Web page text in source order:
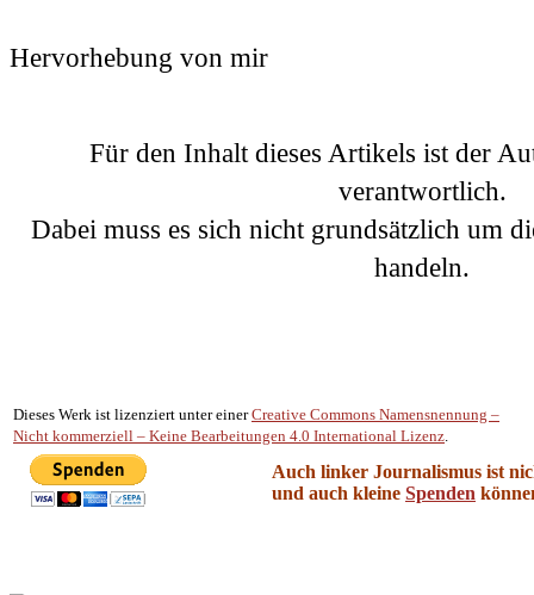
Hervorhebung von mir
Für den Inhalt dieses Artikels ist der
verantwortlich.
Dabei muss es sich nicht grundsätzlich um
handeln.
Dieses Werk ist lizenziert unter einerCreative Commons Namensnennung –
Nicht kommerziell – Keine Bearbeitungen 4.0 International Lizenz.
Auch linker Journalismus ist
und auch kleine Spenden